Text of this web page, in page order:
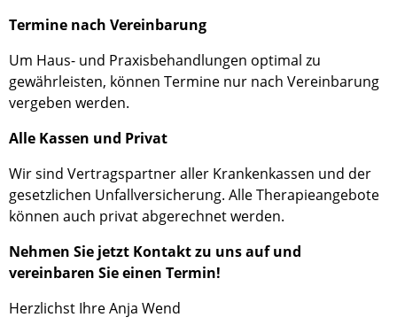
Termine nach Vereinbarung
Um Haus- und Praxisbehandlungen optimal zu
gewährleisten, können Termine nur nach Vereinbarung
vergeben werden.
Alle Kassen und Privat
Wir sind Vertragspartner aller Krankenkassen und der
gesetzlichen Unfallversicherung. Alle Therapieangebote
können auch privat abgerechnet werden.
Nehmen Sie jetzt Kontakt zu uns auf und
vereinbaren Sie einen Termin!
Herzlichst Ihre Anja Wend